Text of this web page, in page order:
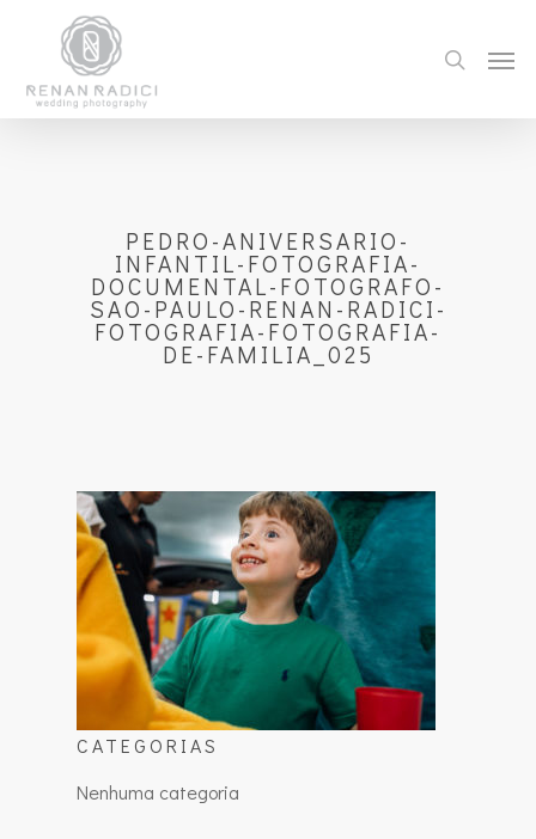
PEDRO-ANIVERSARIO-
INFANTIL-FOTOGRAFIA-
DOCUMENTAL-FOTOGRAFO-
SAO-PAULO-RENAN-RADICI-
FOTOGRAFIA-FOTOGRAFIA-
DE-FAMILIA_025
CATEGORIAS
Nenhuma categoria